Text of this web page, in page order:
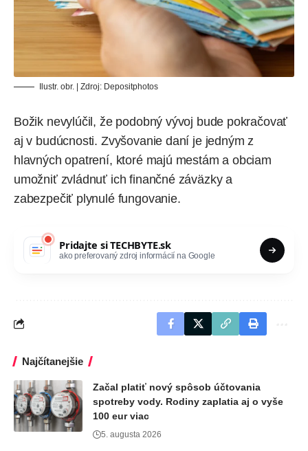
Ilustr. obr. | Zdroj: Depositphotos
Božik nevylúčil, že podobný vývoj bude pokračovať
aj v budúcnosti. Zvyšovanie daní je jedným z
hlavných opatrení, ktoré majú mestám a obciam
umožniť zvládnuť ich finančné záväzky a
zabezpečiť plynulé fungovanie.
Pridajte siTECHBYTE.sk
ako preferovaný zdroj informácií na Google
Najčítanejšie
Začal platiť nový spôsob účtovania
spotreby vody. Rodiny zaplatia aj o vyše
100 eur viac
5. augusta 2026